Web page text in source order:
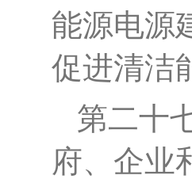
能源电源
促进清洁
第二十
府、企业